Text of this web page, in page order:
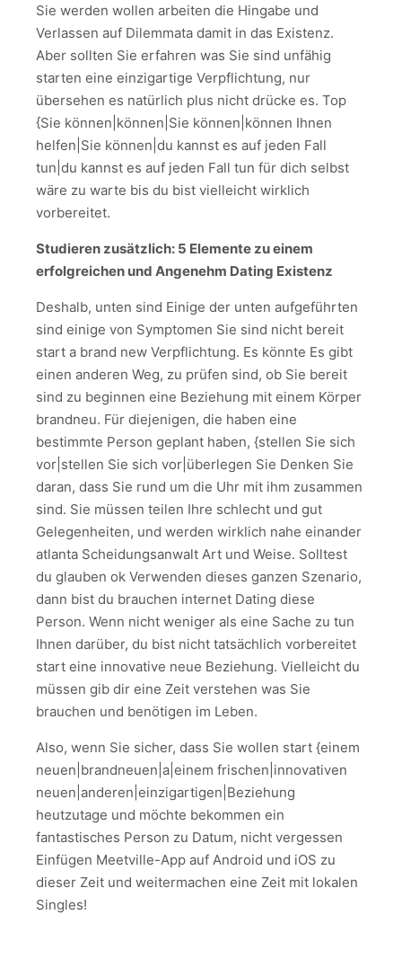
Sie werden wollen arbeiten die Hingabe und
Verlassen auf Dilemmata damit in das Existenz.
Aber sollten Sie erfahren was Sie sind unfähig
starten eine einzigartige Verpflichtung, nur
übersehen es natürlich plus nicht drücke es. Top
{Sie können|können|Sie können|können Ihnen
helfen|Sie können|du kannst es auf jeden Fall
tun|du kannst es auf jeden Fall tun für dich selbst
wäre zu warte bis du bist vielleicht wirklich
vorbereitet.
Studieren zusätzlich: 5 Elemente zu einem
erfolgreichen und Angenehm Dating Existenz
Deshalb, unten sind Einige der unten aufgeführten
sind einige von Symptomen Sie sind nicht bereit
start a brand new Verpflichtung. Es könnte Es gibt
einen anderen Weg, zu prüfen sind, ob Sie bereit
sind zu beginnen eine Beziehung mit einem Körper
brandneu. Für diejenigen, die haben eine
bestimmte Person geplant haben, {stellen Sie sich
vor|stellen Sie sich vor|überlegen Sie Denken Sie
daran, dass Sie rund um die Uhr mit ihm zusammen
sind. Sie müssen teilen Ihre schlecht und gut
Gelegenheiten, und werden wirklich nahe einander
atlanta Scheidungsanwalt Art und Weise. Solltest
du glauben ok Verwenden dieses ganzen Szenario,
dann bist du brauchen internet Dating diese
Person. Wenn nicht weniger als eine Sache zu tun
Ihnen darüber, du bist nicht tatsächlich vorbereitet
start eine innovative neue Beziehung. Vielleicht du
müssen gib dir eine Zeit verstehen was Sie
brauchen und benötigen im Leben.
Also, wenn Sie sicher, dass Sie wollen start {einem
neuen|brandneuen|a|einem frischen|innovativen
neuen|anderen|einzigartigen|Beziehung
heutzutage und möchte bekommen ein
fantastisches Person zu Datum, nicht vergessen
Einfügen Meetville-App auf Android und iOS zu
dieser Zeit und weitermachen eine Zeit mit lokalen
Singles!